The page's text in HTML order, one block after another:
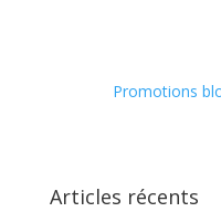
Promotions
Articles récents